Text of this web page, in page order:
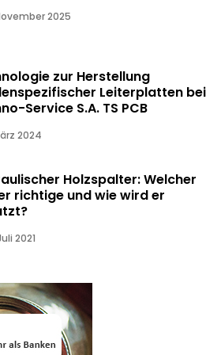
2025
zur Herstellung
Leiterplatten bei
Service S.A. TS PCB
2024
Holzspalter: Welcher
richtige und wie wird er
2021